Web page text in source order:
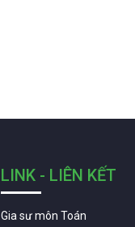
LINK - LIÊN KẾT
Gia sư môn Toán